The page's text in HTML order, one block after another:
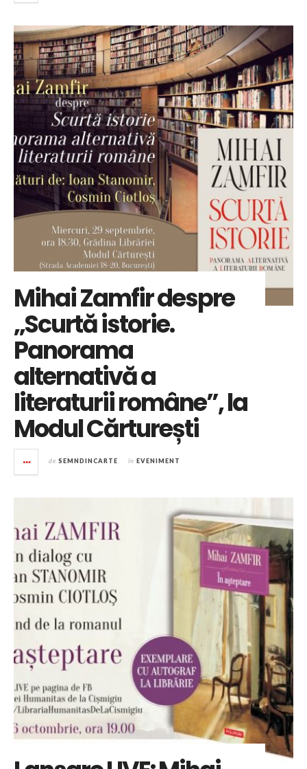
Mihai Zamfir despre
„Scurtă istorie.
Panorama
alternativă a
literaturii române”, la
Modul Cărturești
de SEMNDINCARTE în EVENIMENT